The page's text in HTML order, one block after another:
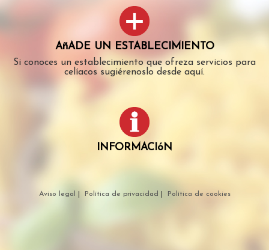
AñADE UN ESTABLECIMIENTO
Si conoces un establecimiento que ofreza servicios para
celíacos sugiérenoslo desde aquí.
INFORMACIóN
Aviso legal Política de privacidad Política de cookies